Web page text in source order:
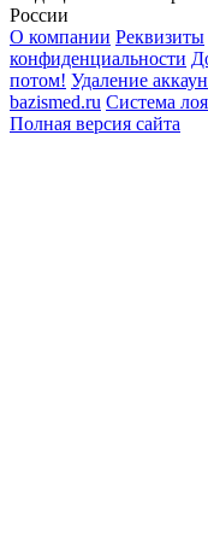
России
О компании Реквизиты
конфиденциальности
потом! Удаление
bazismed.ru Система
Полная версия сайта